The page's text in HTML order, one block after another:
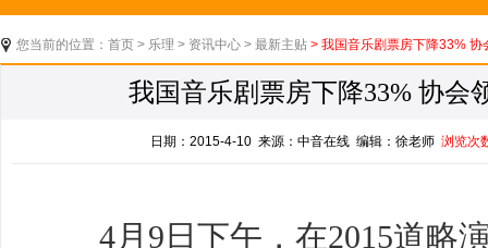
您当前的位置： 首页 > 乐理 > 资讯中心 > 最新主贴 > 我国音乐剧票房下降33% 协
我国音乐剧票房下降33% 协会
日期：2015-4-10 来源：中音在线 编辑：徐老师浏览次
4月9日下午，在2015道略